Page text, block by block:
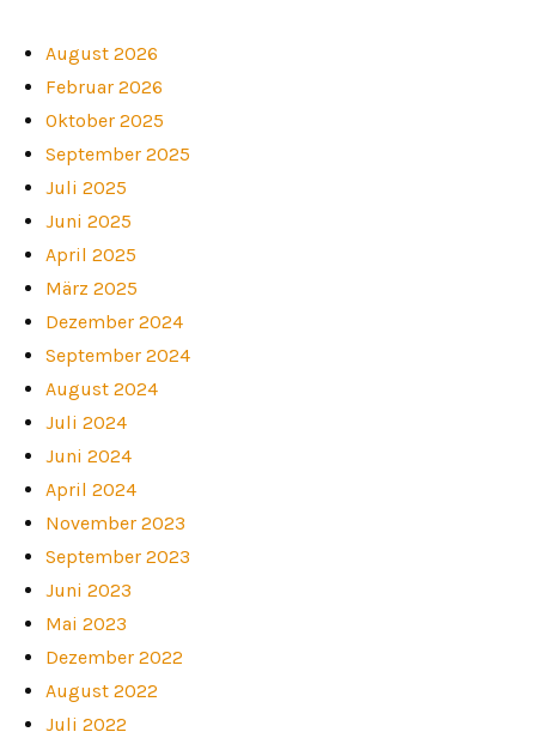
August 2026
Februar 2026
Oktober 2025
September 2025
Juli 2025
Juni 2025
April 2025
März 2025
Dezember 2024
September 2024
August 2024
Juli 2024
Juni 2024
April 2024
November 2023
September 2023
Juni 2023
Mai 2023
Dezember 2022
August 2022
Juli 2022